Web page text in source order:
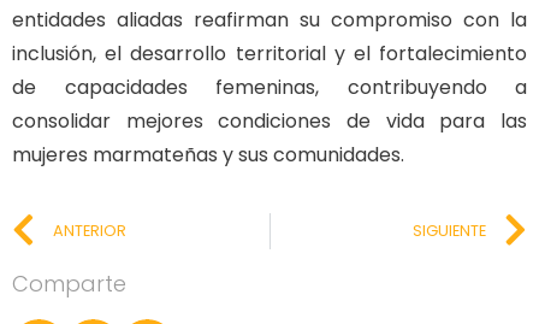
entidades aliadas reafirman su compromiso con la
inclusión, el desarrollo territorial y el fortalecimiento
de capacidades femeninas, contribuyendo a
consolidar mejores condiciones de vida para las
mujeres marmateñas y sus comunidades.
ANTERIOR SIGUIENTE
Comparte